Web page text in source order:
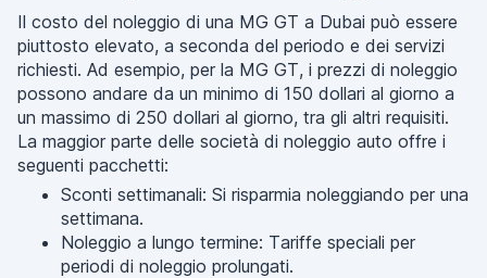
Il costo del noleggio di una MG GT a Dubai può essere
piuttosto elevato, a seconda del periodo e dei servizi
richiesti. Ad esempio, per la MG GT, i prezzi di noleggio
possono andare da un minimo di 150 dollari al giorno a
un massimo di 250 dollari al giorno, tra gli altri requisiti.
La maggior parte delle società di noleggio auto offre i
seguenti pacchetti:
Sconti settimanali: Si risparmia noleggiando per una
settimana.
Noleggio a lungo termine: Tariffe speciali per
periodi di noleggio prolungati.